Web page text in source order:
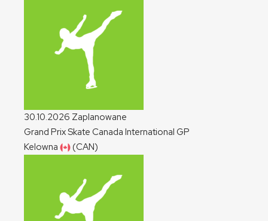
30.10.2026 Zaplanowane
Grand Prix Skate Canada International GP
Kelowna
(CAN)